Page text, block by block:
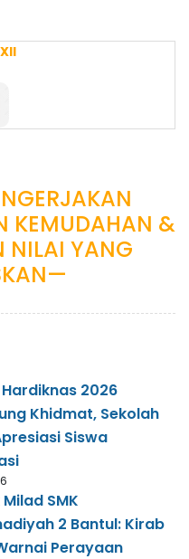
KEMUDAHAN &
NILAI YANG
2026
Khidmat, Sekolah
Siswa
SMK
2 Bantul: Kirab
Perayaan